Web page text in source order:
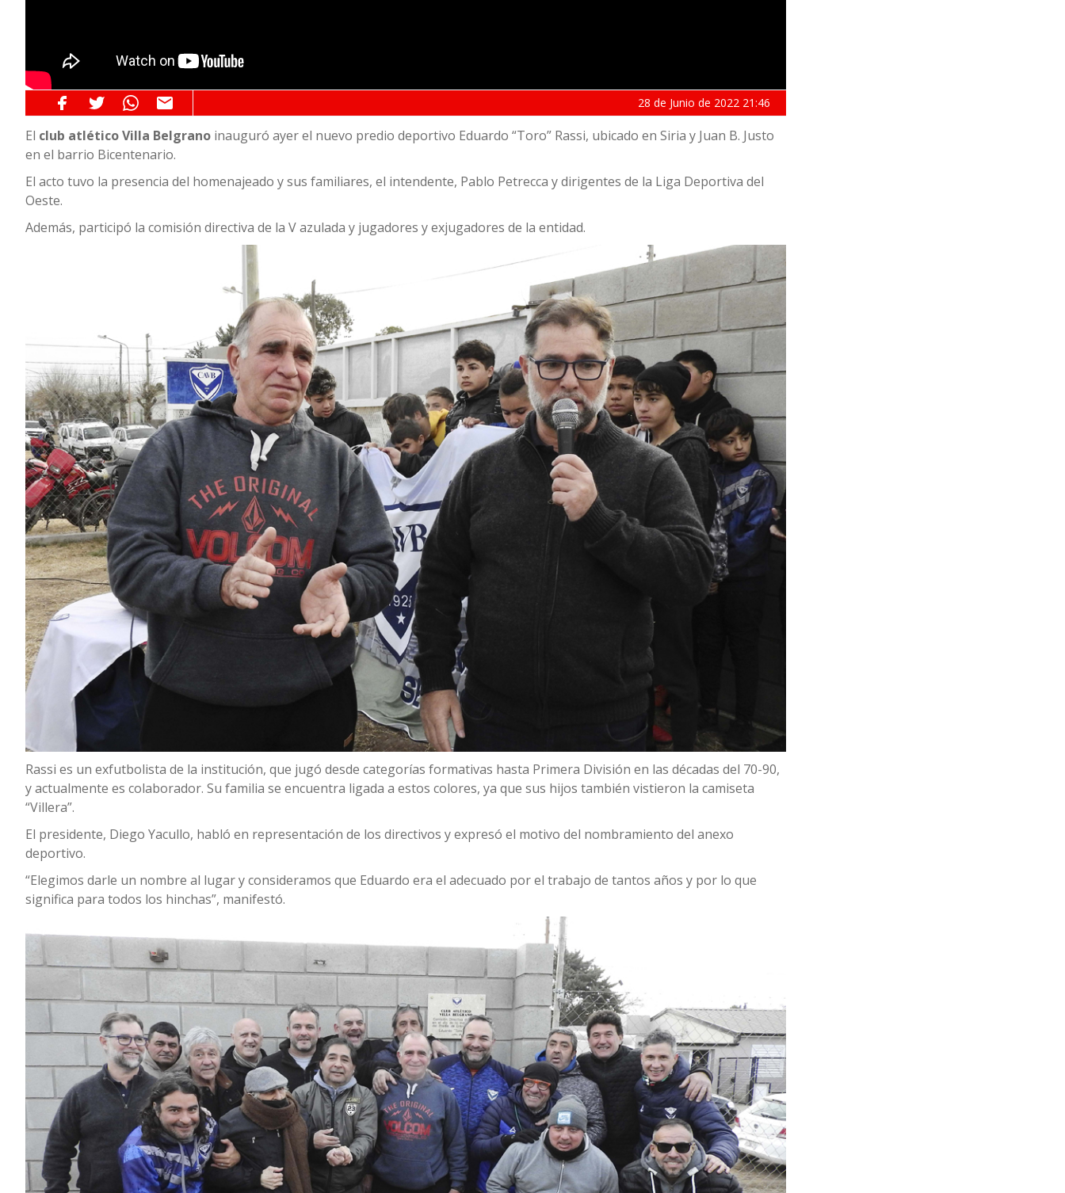
28 de Junio de 2022 21:46
El club atlético Villa Belgrano inauguró ayer el nuevo predio deportivo Eduardo “Toro” Rassi, ubicado en Siria y Juan B. Justo
en el barrio Bicentenario.
El acto tuvo la presencia del homenajeado y sus familiares, el intendente, Pablo Petrecca y dirigentes de la Liga Deportiva del
Oeste.
Además, participó la comisión directiva de la V azulada y jugadores y exjugadores de la entidad.
Rassi es un exfutbolista de la institución, que jugó desde categorías formativas hasta Primera División en las décadas del 70-90,
y actualmente es colaborador. Su familia se encuentra ligada a estos colores, ya que sus hijos también vistieron la camiseta
“Villera”.
El presidente, Diego Yacullo, habló en representación de los directivos y expresó el motivo del nombramiento del anexo
deportivo.
“Elegimos darle un nombre al lugar y consideramos que Eduardo era el adecuado por el trabajo de tantos años y por lo que
significa para todos los hinchas”, manifestó.